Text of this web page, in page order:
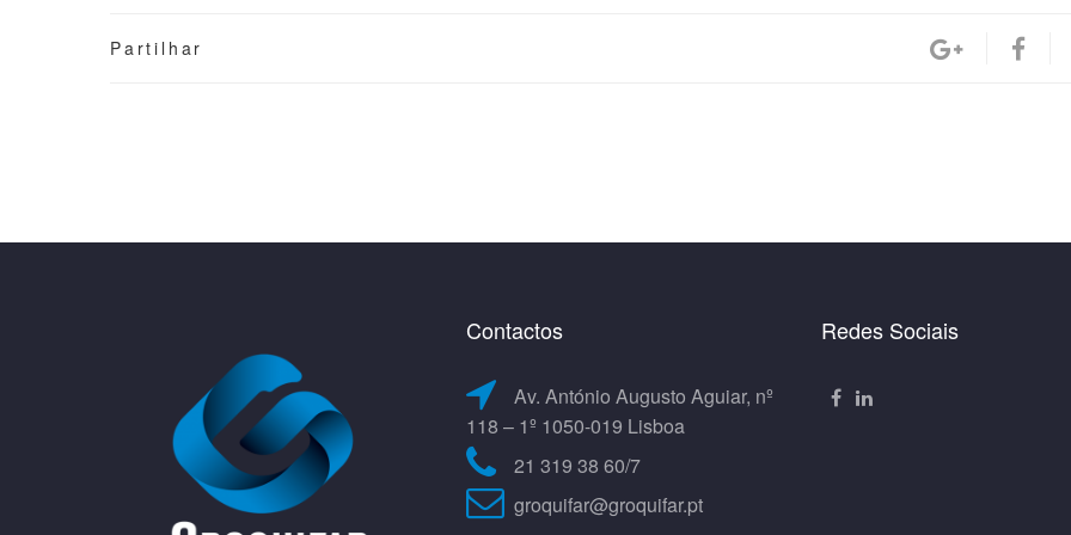
Partilhar
Contactos
Av. António Augusto Aguiar, nº
118 – 1º 1050-019 Lisboa
21 319 38 60/7
groquifar@groquifar.pt
Redes Sociais